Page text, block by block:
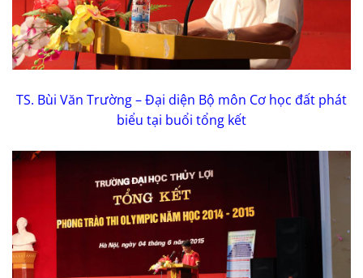
TS. Bùi Văn Trường – Đại diện Bộ môn Cơ học đất phát
biểu tại buổi tổng kết